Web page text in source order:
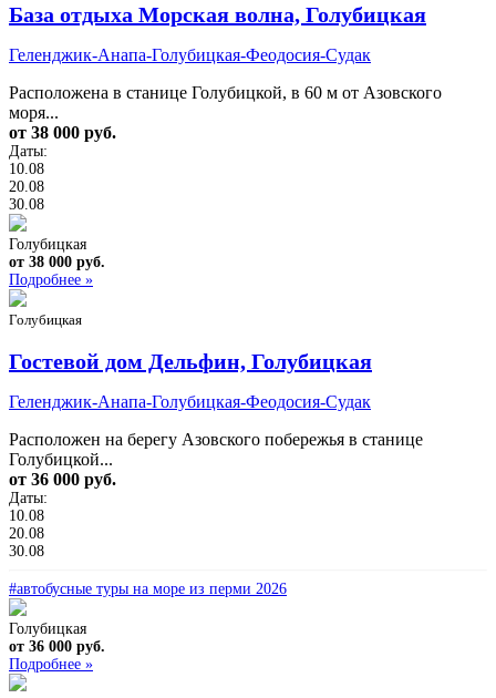
База отдыха Морская волна, Голубицкая
Геленджик-Анапа-Голубицкая-Феодосия-Судак
Расположена в станице Голубицкой, в 60 м от Азовского
моря...
от 38 000 руб.
Даты:
10.08
20.08
30.08
Голубицкая
от 38 000 руб.
Подробнее »
Голубицкая
Гостевой дом Дельфин, Голубицкая
Геленджик-Анапа-Голубицкая-Феодосия-Судак
Расположен на берегу Азовского побережья в станице
Голубицкой...
от 36 000 руб.
Даты:
10.08
20.08
30.08
#автобусные туры на море из перми 2026
Голубицкая
от 36 000 руб.
Подробнее »